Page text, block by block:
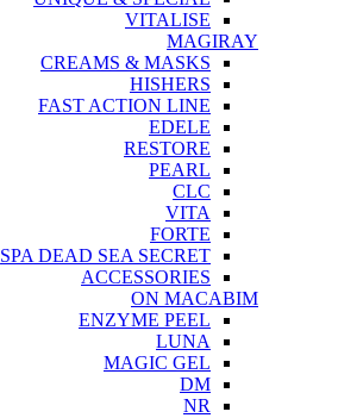
VITALISE
MAGIRAY
CREAMS & MASKS
HISHERS
FAST ACTION LINE
EDELE
RESTORE
PEARL
CLC
VITA
FORTE
SPA DEAD SEA SECRET
ACCESSORIES
ON MACABIM
ENZYME PEEL
LUNA
MAGIC GEL
DM
NR